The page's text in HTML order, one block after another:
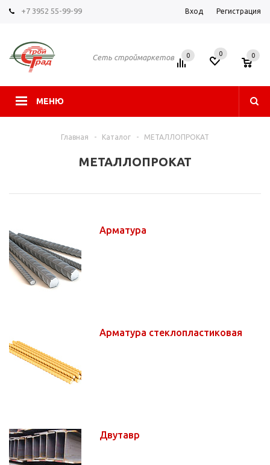
+7 3952 55-99-99 Вход Регистрация
Сеть строймаркетов
МЕНЮ
0 0 0
Главная - Каталог - МЕТАЛЛОПРОКАТ
МЕТАЛЛОПРОКАТ
Арматура
Арматура стеклопластиковая
Двутавр